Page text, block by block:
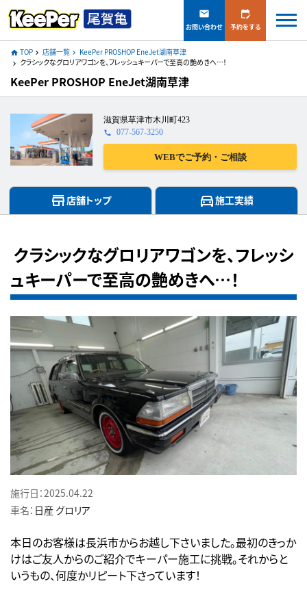
mail
お問い合わせ
edit_calendar
予約をする
home TOP navigate_next 店舗一覧 navigate_next KeePer PROSHOP EneJet湖南草津
navigate_next クラシックなグロリアワゴンを、フレッシュキーパーで至高の艶めきへ…！
KeePer PROSHOP EneJet湖南草津
滋賀県草津市木川町423
call 077-567-3250
WEBでご予約・ご相談
store店舗トップ directions_car施工実績
クラシックなグロリアワゴンを、フレッシ
ュキーパーで至高の艶めきへ…！
施行日：2025.04.22
車名： 日産 グロリア
本日のお客様は長浜市からお越し下さいました。最初のきっか
けはご友人からのご紹介でキーパー施工に挑戦。それからと
いうもの、何度かリピート下さっています！